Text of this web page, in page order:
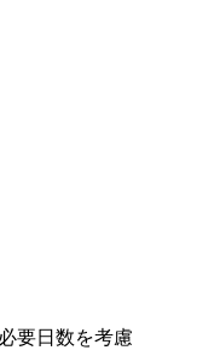
要日数を考慮